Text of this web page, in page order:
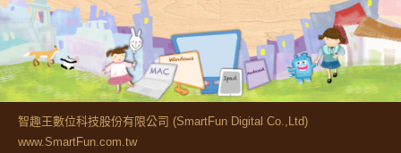
智趣王數位科技股份有限公司 (SmartFun Digital Co.,Ltd)
www.SmartFun.com.tw